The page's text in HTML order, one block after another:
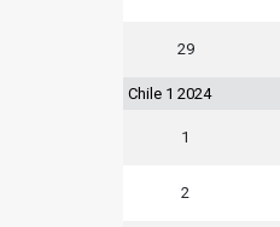
29
Chile 1 2024
1
2